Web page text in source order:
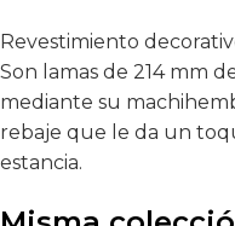
Revestimiento
Son lamas de 214 mm
mediante su
rebaje que le da un
estancia.